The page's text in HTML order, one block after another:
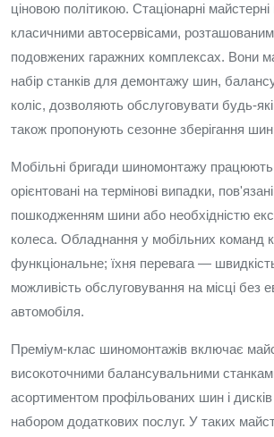
ціновою політикою. Стаціонарні
класичними автосервісами,
подовжених гаражних комплексах. Вони
набір станків для демонтажу шин,
коліс, дозволяють обслуговувати будь-
також пропонують сезонне зберігання
Мобільні бригади шиномонтажу працюють
орієнтовані на термінові випадки,
пошкодженням шини або необхідністю
колеса. Обладнання у мобільних команд
функціональне; їхня перевага —
можливість обслуговування на місці без
автомобіля.
Преміум-клас шиномонтажів включає
високоточними балансувальними
асортиментом профільованих шин і
набором додаткових послуг. У таких